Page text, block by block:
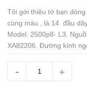
Tôi gới thiệu tớ bạn
cùng màu , là 14 đầu
Model: 2500p8- L3.
XA82206. Đường kính
- +